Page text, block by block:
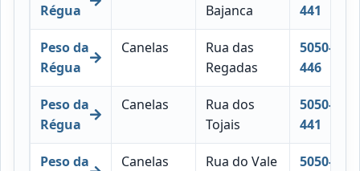
Régua
Bajanca
441
Peso da
Régua
Canelas
Rua das
Regadas
5050-
446
Peso da
Régua
Canelas
Rua dos
Tojais
5050-
441
Peso da
Canelas
Rua do Vale
5050-